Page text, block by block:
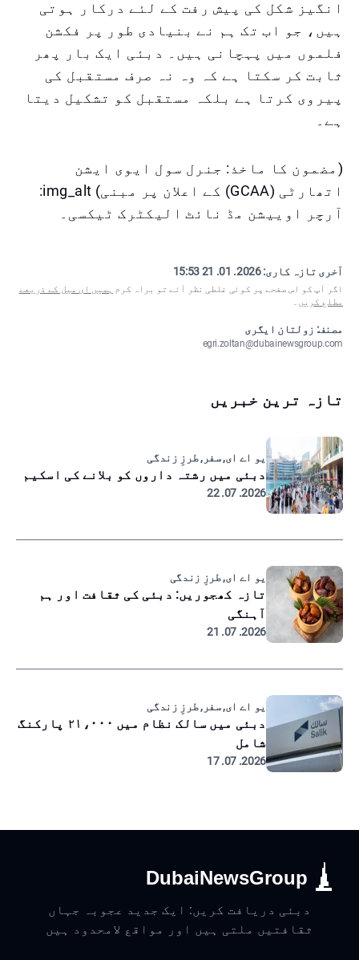
انگیز شکل کی پیش رفت کے لئے درکار ہوتی
ہیں، جو اب تک ہم نے بنیادی طور پر فکشن
فلموں میں پہچانی ہیں۔ دبئی ایک بار پھر
ثابت کر سکتا ہے کہ وہ نہ صرف مستقبل کی
پیروی کرتا ہے بلکہ مستقبل کو تشکیل دیتا
ہے۔
(مضمون کا ماخذ: جنرل سول ایوی ایشن
اتھارٹی (GCAA) کے اعلان پر مبنی) img_alt:
آرچر اوییشن مڈ نائٹ الیکٹرک ٹیکسی۔
آخری تازہ کاری:2026. 01. 21 15:53
اگر آپ کو اس صفحے پر کوئی غلطی نظر آئے تو براہ کرم ہمیں ای میل کے ذریعے
مطلع کریں ۔
مصنف: زولتان ایگری
egri.zoltan@dubainewsgroup.com
تازہ ترین خبریں
یو اے ای, سفر, طرزِ زندگی
دبئی میں رشتہ داروں کو بلانے کی اسکیم
2026. 07. 22
یو اے ای, طرزِ زندگی
تازہ کھجوریں: دبئی کی ثقافت اور ہم
آہنگی
2026. 07. 21
یو اے ای, سفر, طرزِ زندگی
دبئی میں سالک نظام میں ۲۱،۰۰۰ پارکنگ
شامل
2026. 07. 17
DubaiNewsGroup
دبئی دریافت کریں: ایک جدید عجوبہ جہاں
ثقافتیں ملتی ہیں اور مواقع لامحدود ہیں